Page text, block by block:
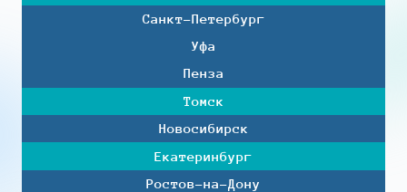
Санкт-Петербург
Уфа
Пенза
Томск
Новосибирск
Екатеринбург
Ростов-на-Дону